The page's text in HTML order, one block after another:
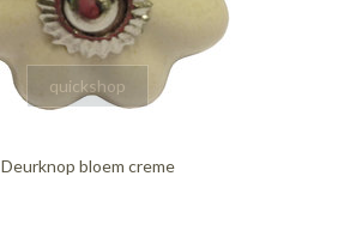
quickshop
Deurknop bloem creme